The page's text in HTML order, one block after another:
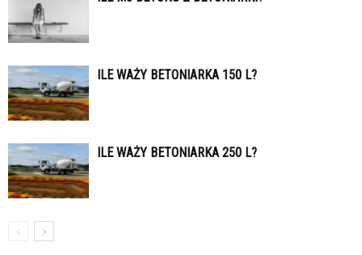
ILE WAŻY BETONIARKA 150 L?
ILE WAŻY BETONIARKA 250 L?